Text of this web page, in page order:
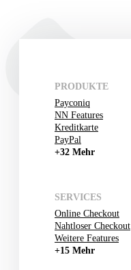
PRODUKTE
Payconiq
NN Features
Kreditkarte
PayPal
+32 Mehr
SERVICES
Online Checkout
Nahtloser Checkout
Weitere Features
+15 Mehr